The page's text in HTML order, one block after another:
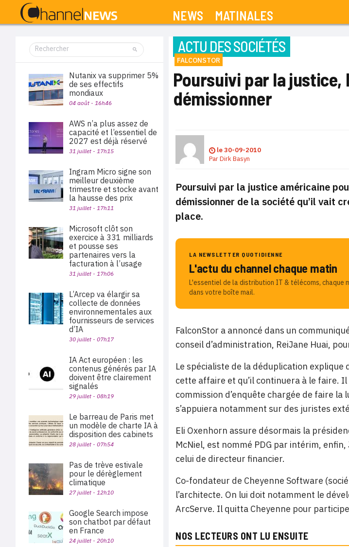
NEWS MATINALES
ACTU DES SOCIÉTÉS
FALCONSTOR
Poursuivi par la justice,
démissionner
le30-09-2010
ParDirk Basyn
Poursuivi par la justice américaine
démissionner de la société qu’il vait
place.
LA NEWSLETTER QUOTIDIENNE
L'actu du channel chaque matin
L'essentiel de la distribution IT & télécoms, chaque
dans votre boîte mail.
FalconStor a annoncé dans un
conseil d’administration, ReiJane Huai,
Le spécialiste de la déduplication explique
cette affaire et qu’il continuera à le faire.
commission d’enquête chargée de faire
s’appuiera notamment sur des juristes
Eli Oxenhorn assure désormais la
McNiel, est nommé PDG par intérim,
celui de directeur financier.
Co-fondateur de Cheyenne Software
l’architecte. On lui doit notamment le
ArcServe. Il quitta Cheyenne pour
NOS LECTEURS ONT LU ENSUITE
Nutanix va supprimer 5%
de ses effectifs
mondiaux
04 août - 16h46
AWS n’a plus assez de
capacité et l’essentiel de
2027 est déjà réservé
31 juillet - 17h15
Ingram Micro signe son
meilleur deuxième
trimestre et stocke avant
la hausse des prix
31 juillet - 17h11
Microsoft clôt son
exercice à 331 milliards
et pousse ses
partenaires vers la
facturation à l’usage
31 juillet - 17h06
L’Arcep va élargir sa
collecte de données
environnementales aux
fournisseurs de services
d’IA
30 juillet - 07h17
IA Act européen : les
contenus générés par IA
doivent être clairement
signalés
29 juillet - 08h19
Le barreau de Paris met
un modèle de charte IA à
disposition des cabinets
28 juillet - 07h54
Pas de trève estivale
pour le dérèglement
climatique
27 juillet - 12h10
Google Search impose
son chatbot par défaut
en France
24 juillet - 20h10